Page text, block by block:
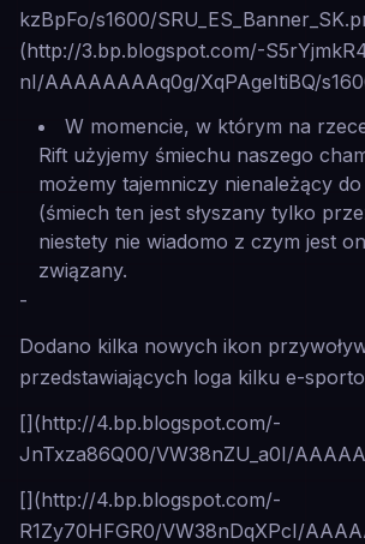
kzBpFo/s1600/
(http://3.bp.blogspot.com/-
nI/AAAAAAAAq0g/XqPAgeItiBQ/
W momencie, w którym na
Rift użyjemy śmiechu naszego
możemy tajemniczy nienależący
(śmiech ten jest słyszany tylko
niestety nie wiadomo z czym jest
związany.
-
Dodano kilka nowych ikon
przedstawiających loga kilku e-
[](http://4.bp.blogspot.com/-
JnTxza86Q00/VW38nZU_a0I/
[](http://4.bp.blogspot.com/-
R1Zy70HFGR0/VW38nDqXPcI/